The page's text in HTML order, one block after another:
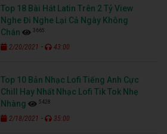
Top 18 Bài Hát Latin Trên 2 Tỷ View
Nghe Đi Nghe Lại Cả Ngày Không
Chán
3665
2/20/2021 - 43:00
Top 10 Bản Nhạc Lofi Tiếng Anh Cực
Chill Hay Nhất Nhạc Lofi Tik Tok Nhẹ
Nhàng
5428
2/18/2021 - 35:00